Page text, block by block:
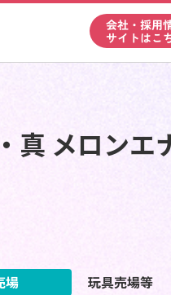
会社・採用
サイトはこ
真 メロンエ
場
玩具売場等